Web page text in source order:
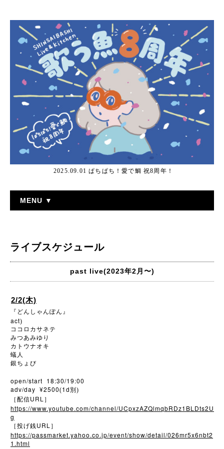
2025.09.01 ぱちぱち！愛で鯛 祝8周年！
MENU ▼
ライブスケジュール
past live(2023年2月〜)
2/2(木)
『どんしゃんぽん』
act)
ココロカサネテ
みつあみゆり
カトウナオキ
蟻人
銀ちょび
open/start 18:30/19:00
adv/day ¥2500(1d 別)
［配信URL ］
https://www.youtube.com/channel/UCpxzAZQlmqbRDz1BLDts2U
g
［投げ銭URL ］
https://passmarket.yahoo.co.jp/event/show/detail/026mr5x6nbt2
1.html